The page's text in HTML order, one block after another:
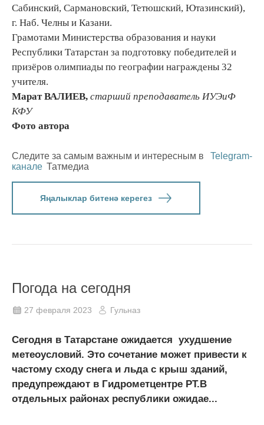
Сабинский, Сармановский, Тетюшский, Ютазинский),
г. Наб. Челны и Казани.
Грамотами Министерства образования и науки
Республики Татарстан за подготовку победителей и
призёров олимпиады по географии награждены 32
учителя.
Марат ВАЛИЕВ, старший преподаватель ИУЭиФ
КФУ
Фото автора
Следите за самым важным и интересным в
Telegram-
канале Татмедиа
Яңалыклар битенә керегез
Погода на сегодня
27 февраля 2023 Гульназ
Сегодня в Татарстане ожидается ухудшение
метеоусловий. Это сочетание может привести к
частому сходу снега и льда с крыш зданий,
предупреждают в Гидрометцентре РТ.В
отдельных районах республики ожидае...